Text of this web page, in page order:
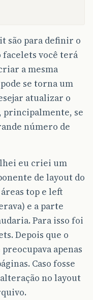
são para definir o
facelets você terá
a mesma
se torna um
atualizar o
principalmente, se
número de
eu criei um
de layout do
top e left
e a parte
Para isso foi
Depois que o
apenas
Caso fosse
no layout